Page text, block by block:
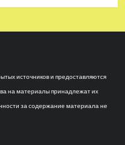
источников и предоставляются
на материалы принадлежат их
за содержание материала не